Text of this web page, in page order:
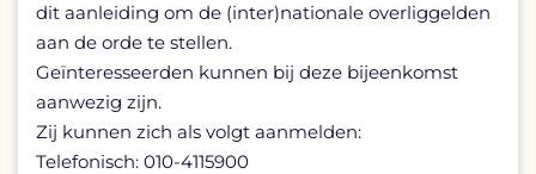
dit aanleiding om de (inter)nationale overliggelden
aan de orde te stellen.
Geïnteresseerden kunnen bij deze bijeenkomst
aanwezig zijn.
Zij kunnen zich als volgt aanmelden:
Telefonisch: 010-4115900